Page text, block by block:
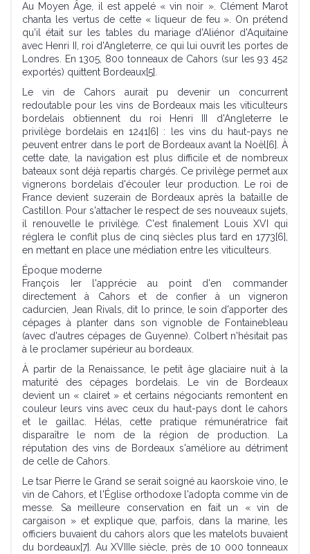
Au Moyen Âge, il est appelé « vin noir ». Clément Marot
chanta les vertus de cette « liqueur de feu ». On prétend
qu'il était sur les tables du mariage d'Aliénor d'Aquitaine
avec Henri II, roi d'Angleterre, ce qui lui ouvrit les portes de
Londres. En 1305, 800 tonneaux de Cahors (sur les 93 452
exportés) quittent Bordeaux[5].
Le vin de Cahors aurait pu devenir un concurrent
redoutable pour les vins de Bordeaux mais les viticulteurs
bordelais obtiennent du roi Henri III d'Angleterre le
privilège bordelais en 1241[6] : les vins du haut-pays ne
peuvent entrer dans le port de Bordeaux avant la Noël[6]. À
cette date, la navigation est plus difficile et de nombreux
bateaux sont déjà repartis chargés. Ce privilège permet aux
vignerons bordelais d'écouler leur production. Le roi de
France devient suzerain de Bordeaux après la bataille de
Castillon. Pour s'attacher le respect de ses nouveaux sujets,
il renouvelle le privilège. C'est finalement Louis XVI qui
réglera le conflit plus de cinq siècles plus tard en 1773[6],
en mettant en place une médiation entre les viticulteurs.
Époque moderne
François Ier l'apprécie au point d'en commander
directement à Cahors et de confier à un vigneron
cadurcien, Jean Rivals, dit lo prince, le soin d'apporter des
cépages à planter dans son vignoble de Fontainebleau
(avec d'autres cépages de Guyenne). Colbert n'hésitait pas
à le proclamer supérieur au bordeaux.
À partir de la Renaissance, le petit âge glaciaire nuit à la
maturité des cépages bordelais. Le vin de Bordeaux
devient un « clairet » et certains négociants remontent en
couleur leurs vins avec ceux du haut-pays dont le cahors
et le gaillac. Hélas, cette pratique rémunératrice fait
disparaître le nom de la région de production. La
réputation des vins de Bordeaux s'améliore au détriment
de celle de Cahors.
Le tsar Pierre le Grand se serait soigné au kaorskoie vino, le
vin de Cahors, et l'Église orthodoxe l'adopta comme vin de
messe. Sa meilleure conservation en fait un « vin de
cargaison » et explique que, parfois, dans la marine, les
officiers buvaient du cahors alors que les matelots buvaient
du bordeaux[7]. Au XVIIIe siècle, près de 10 000 tonneaux